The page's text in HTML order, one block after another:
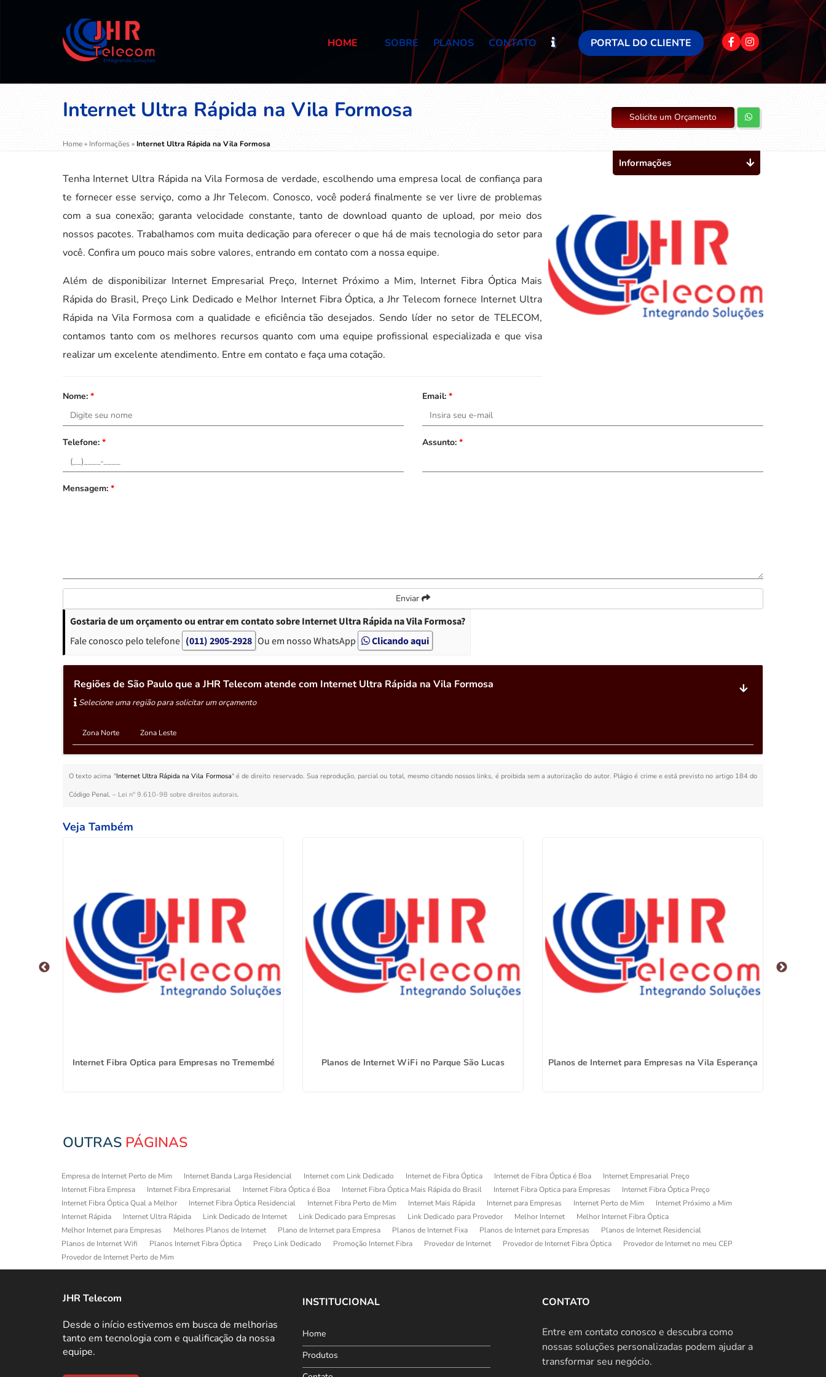
HOME SOBRE PLANOS CONTATO PORTAL DO CLIENTE
Internet Ultra Rápida na Vila Formosa
Home» Informações »Internet Ultra Rápida na Vila Formosa
Solicite um Orçamento
Tenha Internet Ultra Rápida na Vila Formosa de verdade, escolhendo uma empresa local de confiança para
te fornecer esse serviço, como a Jhr Telecom. Conosco, você poderá finalmente se ver livre de problemas
com a sua conexão; garanta velocidade constante, tanto de download quanto de upload, por meio dos
nossos pacotes. Trabalhamos com muita dedicação para oferecer o que há de mais tecnologia do setor para
você. Confira um pouco mais sobre valores, entrando em contato com a nossa equipe.
Além de disponibilizar Internet Empresarial Preço, Internet Próximo a Mim, Internet Fibra Óptica Mais
Rápida do Brasil, Preço Link Dedicado e Melhor Internet Fibra Óptica, a Jhr Telecom fornece Internet Ultra
Rápida na Vila Formosa com a qualidade e eficiência tão desejados. Sendo líder no setor de TELECOM,
contamos tanto com os melhores recursos quanto com uma equipe profissional especializada e que visa
realizar um excelente atendimento. Entre em contato e faça uma cotação.
Nome: * Email: *
Telefone: * Assunto: *
Mensagem: *
Enviar
Gostaria de um orçamento ou entrar em contato sobre Internet Ultra Rápida na Vila Formosa?
Fale conosco pelo telefone (011) 2905-2928 Ou em nosso WhatsApp Clicando aqui
Regiões de São Paulo que a JHR Telecom atende com Internet Ultra Rápida na Vila Formosa
Selecione uma região para solicitar um orçamento
Zona Norte Zona Leste
O texto acima "Internet Ultra Rápida na Vila Formosa" é de direito reservado. Sua reprodução, parcial ou total, mesmo citando nossos links, é proibida sem a autorização do autor. Plágio é crime e está previsto no artigo 184 do
Código Penal. – Lei n° 9.610-98 sobre direitos autorais.
Informações
Veja Também
Internet Fibra Optica para Empresas no Tremembé Planos de Internet WiFi no Parque São Lucas Planos de Internet para Empresas na Vila Esperança
OUTRAS PÁGINAS
Empresa de Internet Perto de Mim Internet Banda Larga Residencial Internet com Link Dedicado Internet de Fibra Óptica Internet de Fibra Óptica é Boa
Internet Empresarial Preço
Internet Fibra Empresa
Internet Fibra Empresarial Internet Fibra Óptica é Boa Internet Fibra Óptica Mais Rápida do Brasil Internet Fibra Optica para Empresas
Internet Fibra Óptica Preço
Internet Fibra Óptica Qual a Melhor
Internet Fibra Óptica Residencial Internet Fibra Perto de Mim Internet Mais Rápida Internet para Empresas Internet Perto de Mim
Internet Próximo a Mim
Internet Rápida
Internet Ultra Rápida Link Dedicado de Internet Link Dedicado para Empresas Link Dedicado para Provedor Melhor Internet
Melhor Internet Fibra Óptica
Melhor Internet para Empresas
Melhores Planos de Internet Plano de Internet para Empresa Planos de Internet Fixa Planos de Internet para Empresas
Planos de Internet Residencial
Planos de Internet Wifi
Planos Internet Fibra Óptica Preço Link Dedicado Promoção Internet Fibra Provedor de Internet Provedor de Internet Fibra Óptica
Provedor de Internet no meu CEP
Provedor de Internet Perto de Mim
JHR Telecom
Desde o início estivemos em busca de melhorias
tanto em tecnologia com e qualificação da nossa
equipe.
INSTITUCIONAL
Home
Produtos
CONTATO
Entre em contato conosco e descubra como
nossas soluções personalizadas podem ajudar a
transformar seu negócio.